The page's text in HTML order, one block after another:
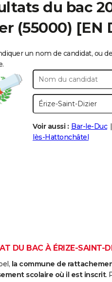
du bac
(55000) [EN
un nom de candidat, ou
Voir aussi : Bar-le-Duc
lès-Hattonchâtel
DU BAC À ÉRIZE-SAINT-
la commune de
scolaire où il est inscrit.